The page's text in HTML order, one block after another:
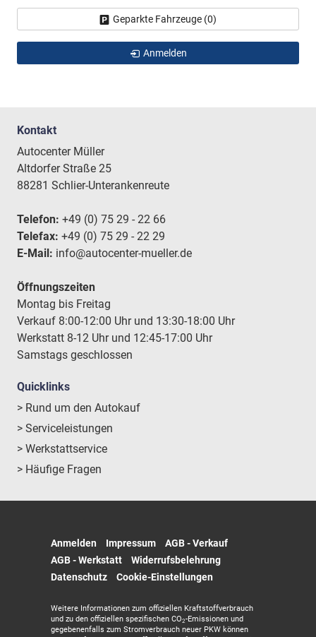
Geparkte Fahrzeuge (0)
Anmelden
Kontakt
Autocenter Müller
Altdorfer Straße 25
88281 Schlier-Unterankenreute
Telefon: +49 (0) 75 29 - 22 66
Telefax: +49 (0) 75 29 - 22 29
E-Mail: info@autocenter-mueller.de
Öffnungszeiten
Montag bis Freitag
Verkauf 8:00-12:00 Uhr und 13:30-18:00 Uhr
Werkstatt 8-12 Uhr und 12:45-17:00 Uhr
Samstags geschlossen
Quicklinks
> Rund um den Autokauf
> Serviceleistungen
> Werkstattservice
> Häufige Fragen
Anmelden Impressum
AGB - Verkauf
AGB - Werkstatt
Widerrufsbelehrung
Datenschutz
Cookie-Einstellungen
Weitere Informationen zum offiziellen Kraftstoffverbrauch
und zu den offiziellen spezifischen CO2-Emissionen und
gegebenenfalls zum Stromverbrauch neuer PKW können